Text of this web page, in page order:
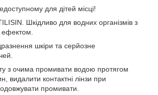
для дітей місці!
Шкідливо для водних організмів з
ефектом.
шкіри та серйозне
з очима промивати водою протягом
видалити контактні лінзи при
промивати.